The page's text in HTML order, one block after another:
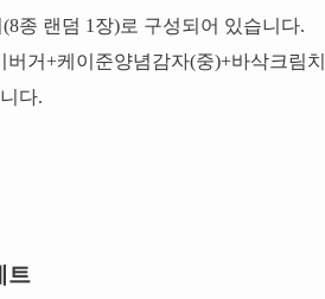
종 랜덤 1장)로 구성되어 있습니다.
거+케이준양념감자(중)+바삭크림치
다.
트